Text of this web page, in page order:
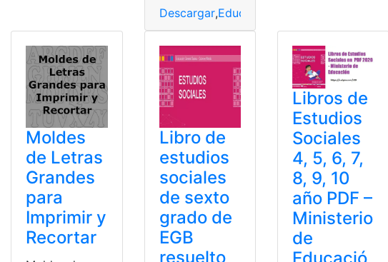
Descargar,Educación
Moldes
de Letras
Grandes
para
Imprimir y
Recortar
Libro de
estudios
sociales
de sexto
grado de
EGB
resuelto
Libros de
Estudios
Sociales
4, 5, 6, 7,
8, 9, 10
año PDF –
Ministerio
de